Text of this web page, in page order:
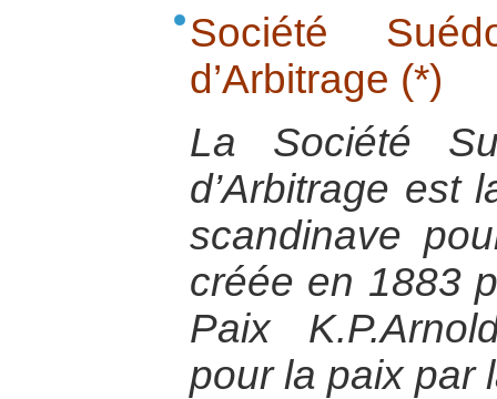
Société
d’Arbitrage (*)
La Société
d’Arbitrage est
scandinave
créée en 1883
Paix
pour la paix par